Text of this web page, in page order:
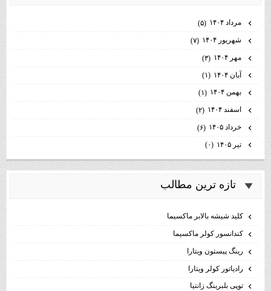
مرداد ۱۴۰۴
(۵)
شهریور ۱۴۰۴
(۷)
مهر ۱۴۰۴
(۳)
آبان ۱۴۰۴
(۱)
بهمن ۱۴۰۴
(۱)
اسفند ۱۴۰۴
(۲)
خرداد ۱۴۰۵
(۶)
تیر ۱۴۰۵
(۰)
تازه ترين مطالب
كليد شيشه بالابر ماكسيما
كندانسور كولر ماكسيما
رینگ پیستون ویتارا
رادیاتور کولر ویتارا
توپی بلبرینگ زانتیا